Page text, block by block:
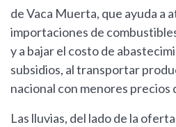
de Vaca Muerta, que ayuda a
importaciones de
y a bajar el costo de
subsidios, al transportar
nacional con menores precios
Las lluvias, del lado de la